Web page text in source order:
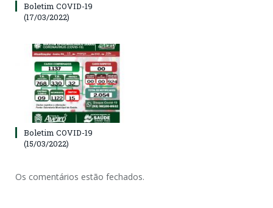
Boletim COVID-19
(17/03/2022)
Boletim COVID-19
(15/03/2022)
Os comentários estão fechados.